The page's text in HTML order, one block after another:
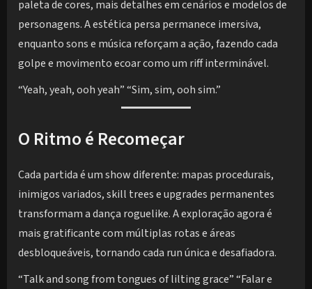
paleta de cores, mais detalhes em cenários e modelos de
personagens. A estética persa permanece imersiva,
enquanto sons e música reforçam a ação, fazendo cada
golpe e movimento ecoar como um riff interminável.
“Yeah, yeah, ooh yeah” “Sim, sim, ooh sim.”
O Ritmo é Recomeçar
Cada partida é um show diferente: mapas procedurais,
inimigos variados, skill trees e upgrades permanentes
transformam a dança roguelike. A exploração agora é
mais gratificante com múltiplas rotas e áreas
desbloqueáveis, tornando cada run única e desafiadora.
“Talk and song from tongues of lilting grace” “Falar e